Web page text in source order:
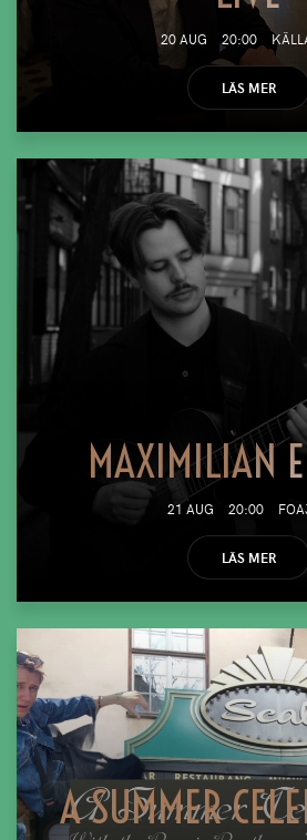
20 AUG 20:00
LÄS MER
MAXIMILIAN
21 AUG 20:00
LÄS MER
A SUMMER